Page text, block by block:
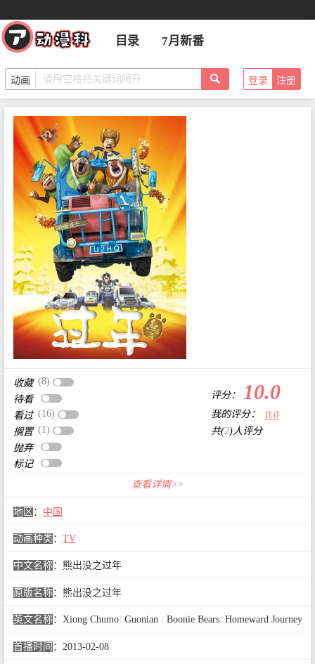
目录 7月新番
登录 注册
收藏 (8)
待看
看过 (16)
搁置 (1)
抛弃
标记
评分： 10.0
我的评分：
0.0
共(2)人评分
查看详情>>
地区 ： 中国
动画种类 ： TV
中文名称： 熊出没之过年
原版名称： 熊出没之过年
英文名称： Xiong Chumo: Guonian /Boonie Bears: Homeward Journey
首播时间 ： 2013-02-08